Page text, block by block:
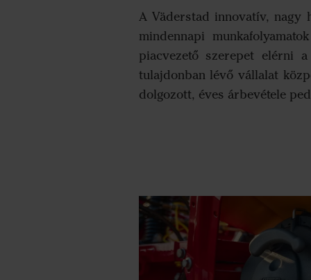
A Väderstad innovatív, nagy
mindennapi
piacvezető szerepet elérni
tulajdonban lévő vállalat
dolgozott, éves árbevétele